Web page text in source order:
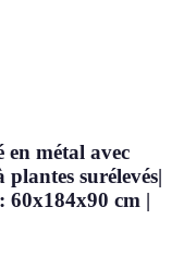
en métal avec
surélevés|
cm |